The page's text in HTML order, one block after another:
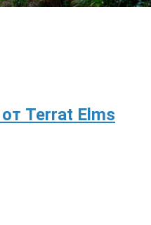
Terrat Elms